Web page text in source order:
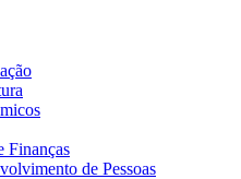
Finanças
de Pessoas